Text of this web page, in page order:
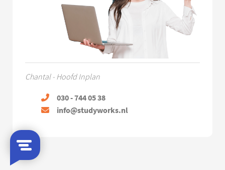
Chantal - Hoofd Inplan
030 - 744 05 38
info@studyworks.nl